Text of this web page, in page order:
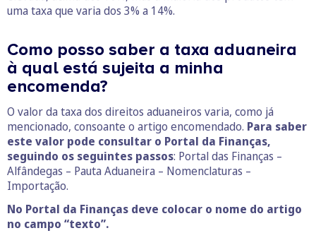
uma taxa que varia dos 3% a 14%.
Como posso saber a taxa aduaneira
à qual está sujeita a minha
encomenda?
O valor da taxa dos direitos aduaneiros varia, como já
mencionado, consoante o artigo encomendado. Para saber
este valor pode consultar o Portal da Finanças,
seguindo os seguintes passos: Portal das Finanças –
Alfândegas – Pauta Aduaneira – Nomenclaturas –
Importação.
No Portal da Finanças deve colocar o nome do artigo
no campo “texto”.